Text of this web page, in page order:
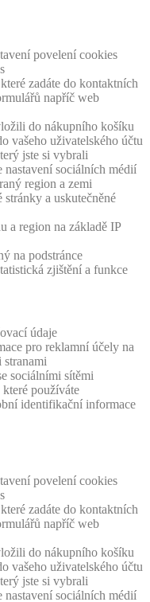
povelení cookies
zadáte do kontaktních
napříč web
do nákupního košíku
vašeho uživatelského účtu
jste si vybrali
nastavení sociálních médií
region a zemi
a uskutečněné
a region na základě IP
na podstránce
zjištění a funkce
údaje
pro reklamní účely na
sociálními sítěmi
používáte
identifikační informace
povelení cookies
zadáte do kontaktních
napříč web
do nákupního košíku
vašeho uživatelského účtu
jste si vybrali
nastavení sociálních médií